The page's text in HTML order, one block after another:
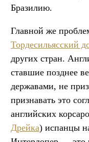
Бразилию.
Главной же
Тордесильясский
других стран.
ставшие позднее
державами, не
признавать это
английских
Дрейка) испанцы